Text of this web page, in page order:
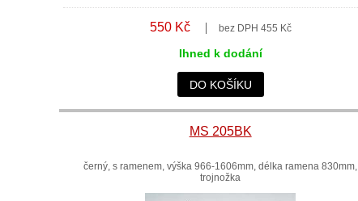
550 Kč bez DPH 455 Kč
Ihned k dodání
DO KOŠÍKU
MS 205BK
černý, s ramenem, výška 966-1606mm, délka ramena 830mm,
trojnožka